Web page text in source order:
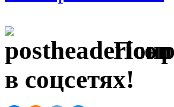
в соцсетях!